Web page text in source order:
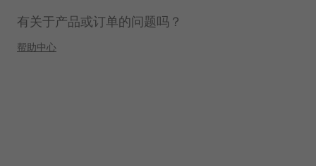
有关于产品或订单的问题吗？
帮助中心